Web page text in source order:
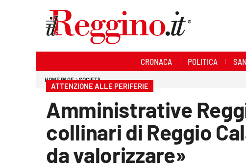
CRONACA POLITICA
HOME PAGE SOCIETÀ
ATTENZIONE ALLE PERIFERIE
Amministrative
collinari di Reggio
da valorizzare»